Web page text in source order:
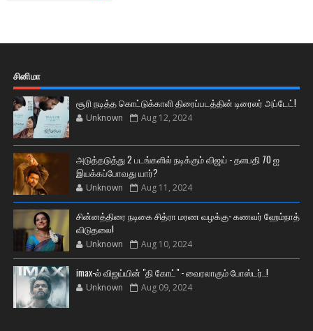
சினிமா
சூரி நடித்த கொட்டுக்காளி திரைப்படத்தின் டிரைலர் அப்டேட்!
Unknown Aug 12, 2024
அடுத்தடுத்து 2 படங்களில் நடிக்கும் விஜய் - தளபதி 70 ஐ
இயக்கப்போவது யார்?
Unknown Aug 11, 2024
சின்னத்திரை நடிகை சித்ரா மரண வழக்கு- கணவர் ஹேம்நாத்
விடுதலை!
Unknown Aug 10, 2024
imax-ல் விஜய்யின் "தி கோட்" - வைரலாகும் போஸ்டர்..!
Unknown Aug 09, 2024